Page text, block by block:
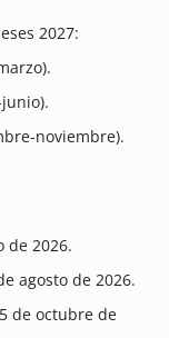
2027:
noviembre).
de 2026.
agosto de 2026.
de octubre de